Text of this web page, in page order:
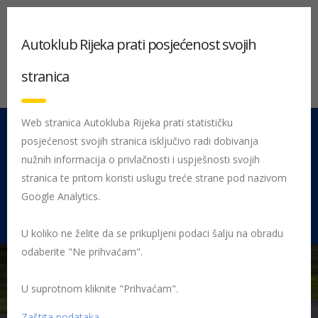
051 212 442 Centrala
Pon - Pet 08:00 - 16:00
Rujevica 9/1, 51000 Rijeka
Početna Posljednje objavljene novosti
Autoklub Rijeka prati posjećenost svojih
stranica
Web stranica Autokluba Rijeka prati statističku
posjećenost svojih stranica isključivo radi dobivanja
nužnih informacija o privlačnosti i uspješnosti svojih
stranica te pritom koristi uslugu treće strane pod nazivom
Google Analytics.
U koliko ne želite da se prikupljeni podaci šalju na obradu
odaberite "Ne prihvaćam".
U suprotnom kliknite "Prihvaćam".